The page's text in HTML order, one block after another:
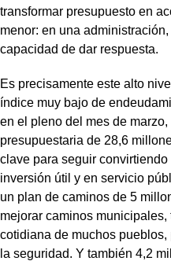
transformar presupuesto en
menor: en una
capacidad de dar respuesta.
Es precisamente este alto
índice muy bajo de
en el pleno del mes de
presupuestaria de 28,6
clave para seguir
inversión útil y en servicio
un plan de caminos de 5
mejorar caminos
cotidiana de muchos
la seguridad. Y también 4,2